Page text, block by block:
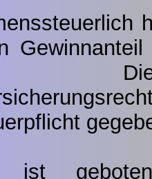
ist